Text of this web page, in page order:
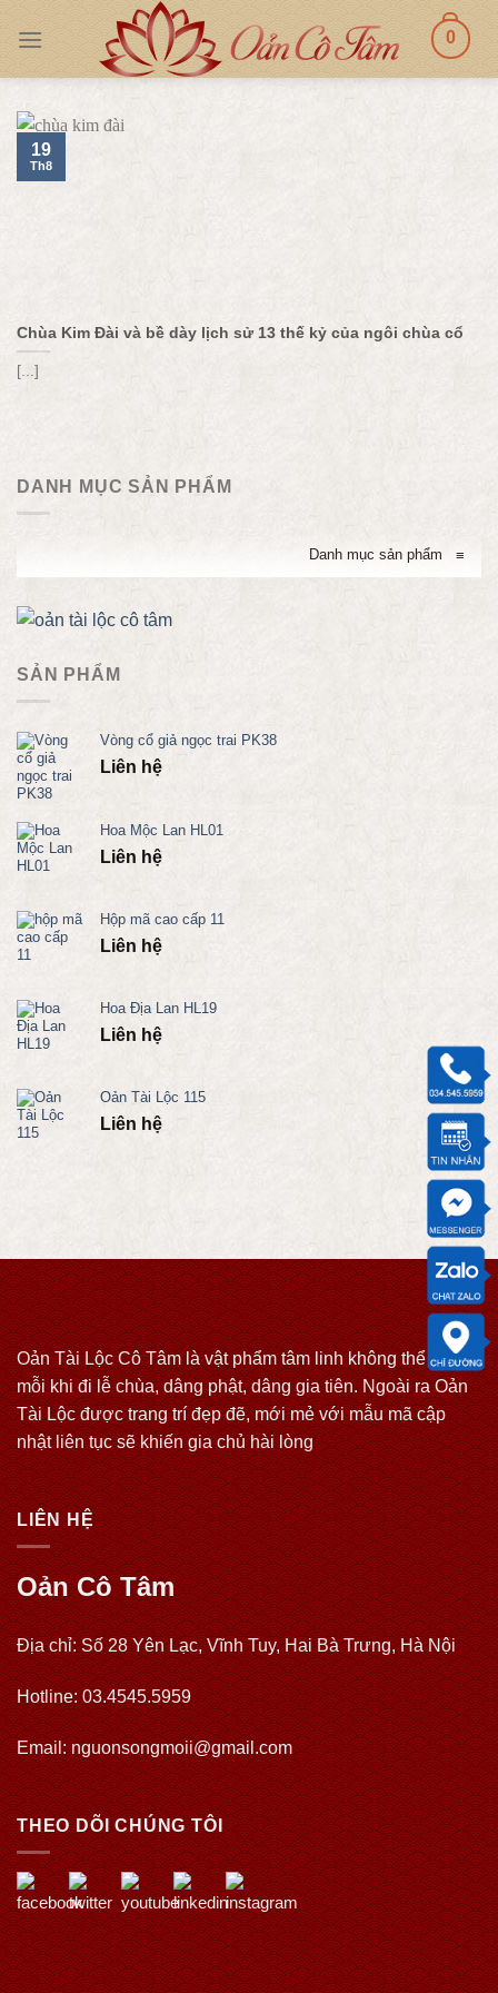
0
Chùa Kim Đài và bề dày lịch sử 13 thế kỷ của ngôi chùa cổ
[...]
19
Th8
DANH MỤC SẢN PHẨM
Danh mục sản phẩm ≡
SẢN PHẨM
Vòng cổ giả ngọc trai PK38
Liên hệ
Hoa Mộc Lan HL01
Liên hệ
Hộp mã cao cấp 11
Liên hệ
Hoa Địa Lan HL19
Liên hệ
Oản Tài Lộc 115
Liên hệ
Oản Tài Lộc Cô Tâm là vật phẩm tâm linh không thể thiếu
mỗi khi đi lễ chùa, dâng phật, dâng gia tiên. Ngoài ra Oản
Tài Lộc được trang trí đẹp đẽ, mới mẻ với mẫu mã cập
nhật liên tục sẽ khiến gia chủ hài lòng
LIÊN HỆ
Oản Cô Tâm
Địa chỉ: Số 28 Yên Lạc, Vĩnh Tuy, Hai Bà Trưng, Hà Nội
Hotline: 03.4545.5959
Email: nguonsongmoii@gmail.com
THEO DÕI CHÚNG TÔI